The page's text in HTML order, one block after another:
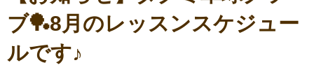
ブ🏓8月のレッスンスケジュー
ルです♪